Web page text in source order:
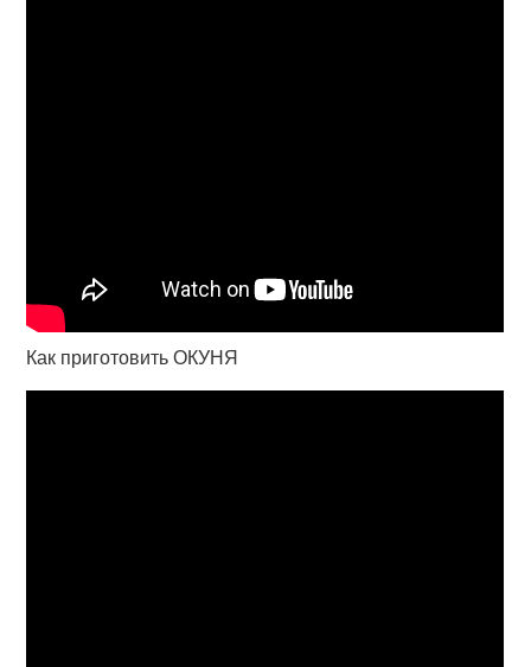
Как приготовить ОКУНЯ